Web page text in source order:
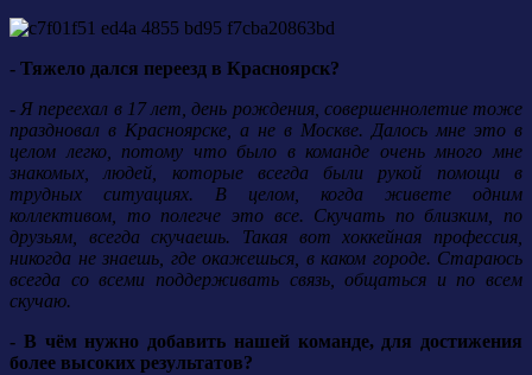
- Тяжело дался переезд в Красноярск?
- Я переехал в 17 лет, день рождения, совершеннолетие тоже
праздновал в Красноярске, а не в Москве. Далось мне это в
целом легко, потому что было в команде очень много мне
знакомых, людей, которые всегда были рукой помощи в
трудных ситуациях. В целом, когда живете одним
коллективом, то полегче это все. Скучать по близким, по
друзьям, всегда скучаешь. Такая вот хоккейная профессия,
никогда не знаешь, где окажешься, в каком городе. Стараюсь
всегда со всеми поддерживать связь, общаться и по всем
скучаю.
- В чём нужно добавить нашей команде, для достижения
более высоких результатов?